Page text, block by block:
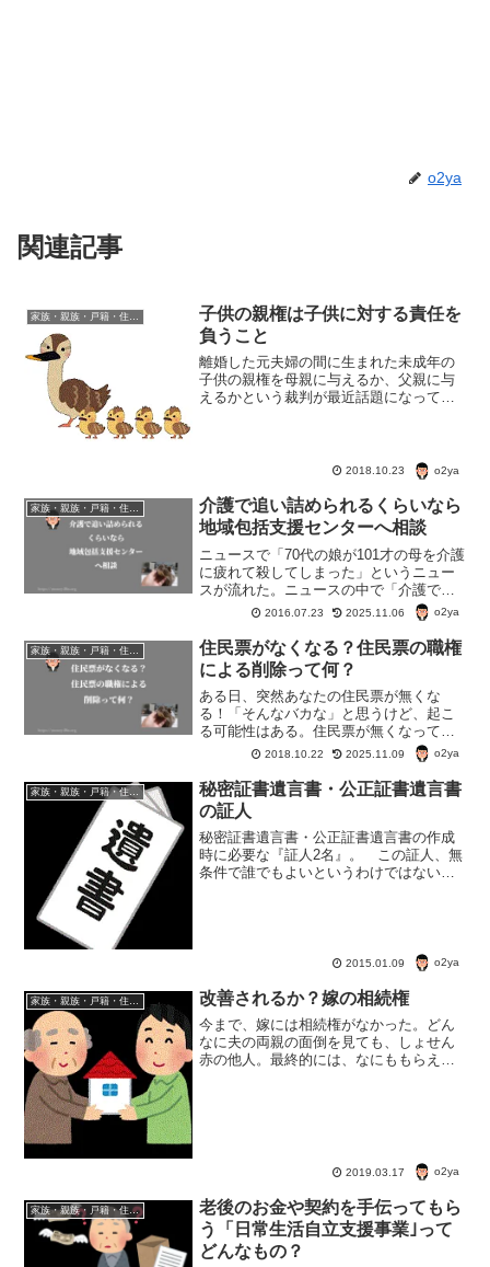
o2ya
関連記事
家族・親族・戸籍・住民票・老後のお金・遺産・相続
子供の親権は子供に対する責任を
負うこと
離婚した元夫婦の間に生まれた未成年の
子供の親権を母親に与えるか、父親に与
えるかという裁判が最近話題になってい
2018.10.23 o2ya
家族・親族・戸籍・住民票・老後のお金・遺産・相続
介護で追い詰められるくらいなら
地域包括支援センターへ相談
ニュースで「70代の娘が101才の母を介護
に疲れて殺してしまった」というニュー
スが流れた。ニュースの中で「介護で困
ったら包括支援センターへ相談を」と言
ってたが実は大分前、我が家は地域包括
支援センターのお世話になったことがあ
る。
2016.07.23 2025.11.06 o2ya
住民票がなくなる？住民票の職権
による削除って何？
ある日、突然あなたの住民票が無くな
る！「そんなバカな」と思うけど、起こ
る可能性はある。住民票が無くなってし
まうケースは大体2つ。一つは「失踪宣言
による死亡とみなされた場合」。もう一
つが「住民票の職権削除」。
2018.10.22 2025.11.09 o2ya
家族・親族・戸籍・住民票・老後のお金・遺産・相続
秘密証書遺言書・公正証書遺言書
の証人
秘密証書遺言書・公正証書遺言書の作成
時に必要な『証人2名』。 この証人、無
条件で誰でもよいというわけではないら
2015.01.09 o2ya
改善されるか？嫁の相続権
今まで、嫁には相続権がなかった。どん
なに夫の両親の面倒を見ても、しょせん
赤の他人。最終的には、なにももらえな
2019.03.17 o2ya
家族・親族・戸籍・住民票・老後のお金・遺産・相続
老後のお金や契約を手伝ってもら
う「日常生活自立支援事業｣って
どんなもの？